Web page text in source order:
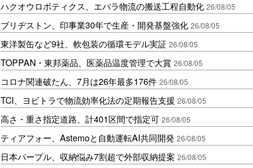
ハクオウロボティクス、エバラ物流の搬送工程自動化 26/08/05
ブリヂストン、印事業30年で生産・開発基盤強化 26/08/05
東洋製缶など9社、軟包装の循環モデル実証 26/08/05
TOPPAN・東邦薬品、医薬品温度管理で大賞 26/08/05
コロナ関連破たん、7月は26年最多176件 26/08/05
TCI、ヨビトラで物流効率化法の定期報告支援 26/08/05
高さ・重さ指定道路、計401区間で指定可 26/08/05
ティアフォー、Astemoと自動運転AI共同開発 26/08/05
日本パープル、収納悩み7割超で外部収納提案 26/08/05